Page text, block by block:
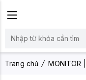
Trang chủ MONITOR